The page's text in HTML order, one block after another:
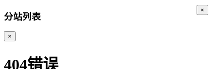
分站列表
×
404错误
×